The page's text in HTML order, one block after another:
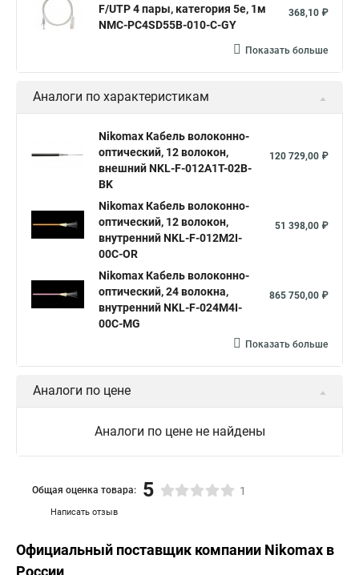
F/UTP 4 пары, категория 5е, 1м
NMC-PC4SD55B-010-C-GY
368,10 ₽
Показать больше
Аналоги по характеристикам
Nikomax Кабель волоконно-
оптический, 12 волокон,
внешний NKL-F-012A1T-02B-
BK
120 729,00 ₽
Nikomax Кабель волоконно-
оптический, 12 волокон,
внутренний NKL-F-012M2I-
00C-OR
51 398,00 ₽
Nikomax Кабель волоконно-
оптический, 24 волокна,
внутренний NKL-F-024M4I-
00C-MG
865 750,00 ₽
Показать больше
Аналоги по цене
Аналоги по цене не найдены
Написать отзыв
Общая оценка товара: 5 1
Официальный поставщик компании Nikomax в
России